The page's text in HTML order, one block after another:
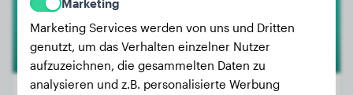
Marketing
Marketing Services werden von uns und Dritten
genutzt, um das Verhalten einzelner Nutzer
aufzuzeichnen, die gesammelten Daten zu
analysieren und z.B. personalisierte Werbung